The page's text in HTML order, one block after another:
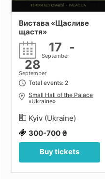
Вистава «Щасливе
щастя»
17
September
-
28
September
Total events: 2
Small Hall of the Palace
«Ukraine»
Kyiv (Ukraine)
300-700 ₴
Buy tickets